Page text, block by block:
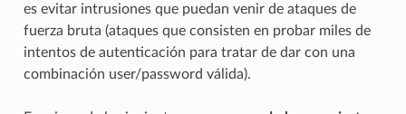
es evitar intrusiones que puedan venir de ataques de
fuerza bruta (ataques que consisten en probar miles de
intentos de autenticación para tratar de dar con una
combinación user/password válida).